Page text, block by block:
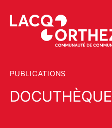
PUBLICATIONS
DOCUTHÈQUE